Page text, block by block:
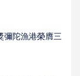
彌陀漁港榮膺三